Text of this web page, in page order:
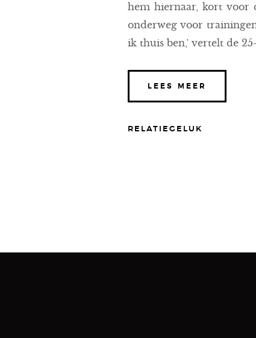
hem hiernaar, kort voor
onderweg voor
ik thuis ben,’ vertelt de
LEES MEER
RELATIEGELUK